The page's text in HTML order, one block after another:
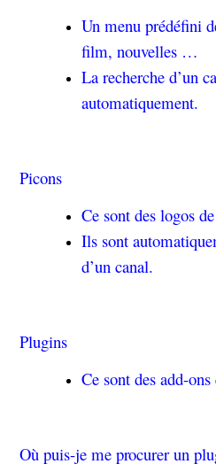
Un menu prédéfini
film, nouvelles …
La recherche d’un
automatiquement.
Picons
Ce sont des logos
Ils sont
d’un canal.
Plugins
Ce sont des add-
Où puis-je me procurer un